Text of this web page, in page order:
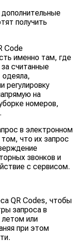
получить
Code
именно там, где
считанные
одеяла,
регулировку
на
номеров,
в электронном
что их запрос
звонков и
с сервисом.
QR Codes, чтобы
запроса в
или
при этом